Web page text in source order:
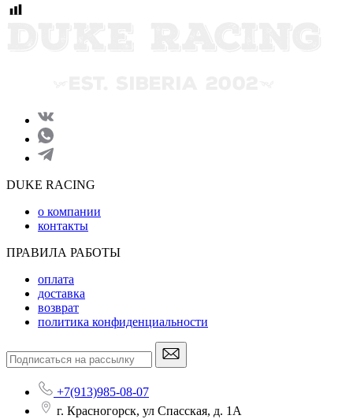
DUKE RACING
о компании
контакты
ПРАВИЛА РАБОТЫ
оплата
доставка
возврат
политика конфиденциальности
+7(913)985-08-07
г. Красногорск, ул Спасская, д. 1А